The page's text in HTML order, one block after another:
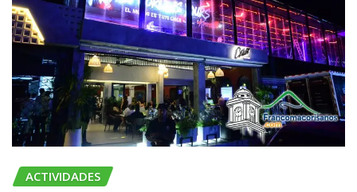
ACTIVIDADES